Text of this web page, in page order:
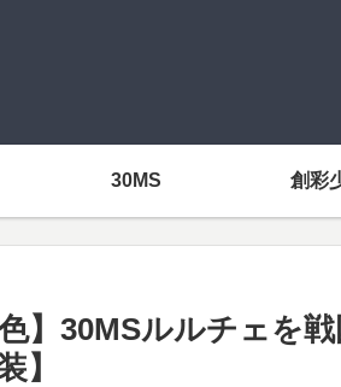
30MS 創彩
色】30MSルルチェを
】